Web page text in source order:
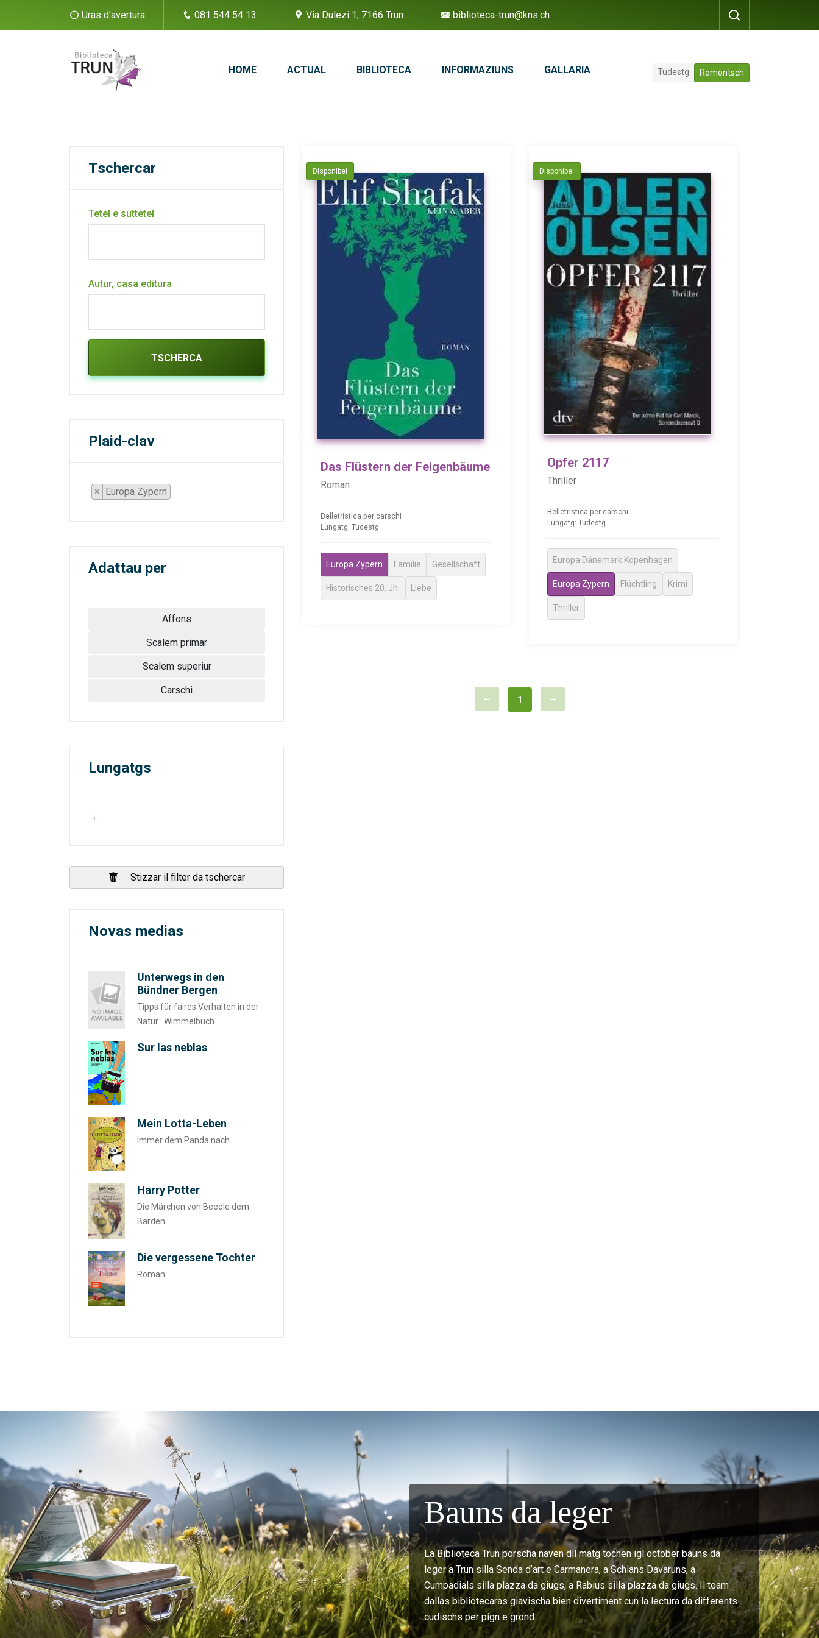
Uras d'avertura 081 544 54 13 Via Dulezi 1, 7166 Trun biblioteca-trun@kns.ch
HOME ACTUAL BIBLIOTECA INFORMAZIUNS GALLARIA Tudestg Romontsch
Tschercar
Tetel e suttetel
Autur, casa editura
TSCHERCA
Plaid-clav
× Europa Zypern
Adattau per
Affons
Scalem primar
Scalem superiur
Carschi
Lungatgs
Stizzar il filter da tschercar
Novas medias
Unterwegs in den
Bündner Bergen
Tipps für faires Verhalten in der
Natur : Wimmelbuch
Sur las neblas
Mein Lotta-Leben
Immer dem Panda nach
Harry Potter
Die Märchen von Beedle dem
Barden
Die vergessene Tochter
Roman
Disponibel
Das Flüstern der Feigenbäume
Roman
Belletristica per carschi
Lungatg: Tudestg
Europa Zypern Familie Gesellschaft
Historisches 20. Jh. Liebe
Disponibel
Opfer 2117
Thriller
Belletristica per carschi
Lungatg: Tudestg
Europa Dänemark Kopenhagen
Europa Zypern Flüchtling Krimi
Thriller
1
Bauns da leger
La Biblioteca Trun porscha naven dil matg tochen igl october bauns da
leger a Trun silla Senda d’art e Carmanera, a Schlans Davaruns, a
Cumpadials silla plazza da giugs, a Rabius silla plazza da giugs. Il team
dallas bibliotecaras giavischa bien divertiment cun la lectura da differents
cudischs per pign e grond.